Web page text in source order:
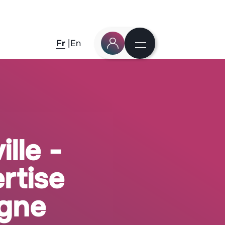
Fr En
-